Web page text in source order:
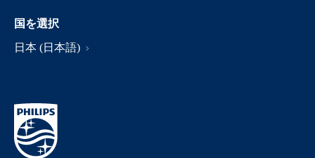
国を選択
日本 (日本語)